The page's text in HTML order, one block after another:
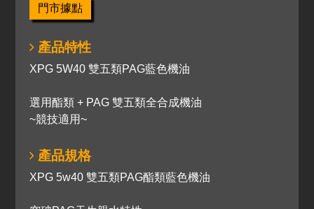
門市據點
產品特性
XPG 5W40 雙五類PAG藍色機油
選用酯類 + PAG 雙五類全合成機油
~競技適用~
產品規格
XPG 5w40 雙五類PAG酯類藍色機油